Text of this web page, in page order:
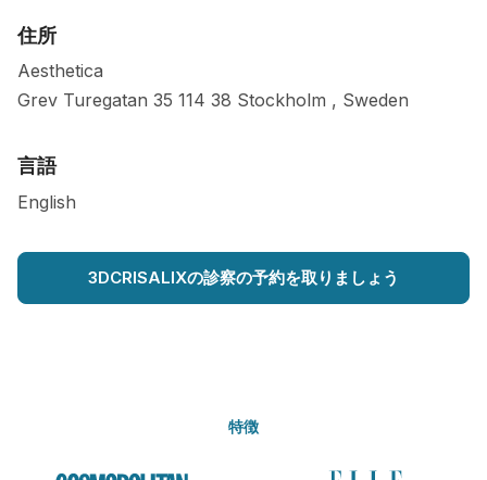
住所
Aesthetica
Grev Turegatan 35 114 38 Stockholm , Sweden
言語
English
3DCRISALIXの診察の予約を取りましょう
特徴